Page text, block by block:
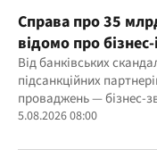
Справа про 35
відомо про
"Родовід
Від банківських
підсанкційних
проваджень — бізнес-
Дядечка й досі
5.08.2026 08:00